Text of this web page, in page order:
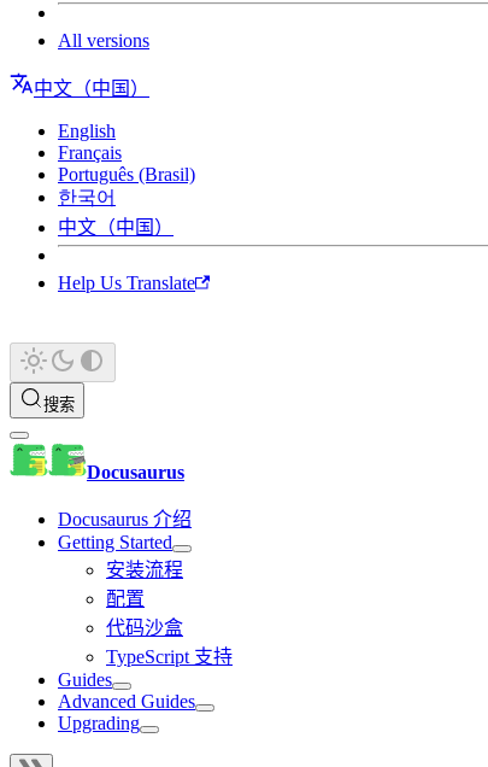
All versions
中文（中国）
English
Français
Português (Brasil)
한국어
中文（中国）
Help Us Translate
搜索
Docusaurus
Docusaurus 介绍
Getting Started
安装流程
配置
代码沙盒
TypeScript 支持
Guides
Advanced Guides
Upgrading